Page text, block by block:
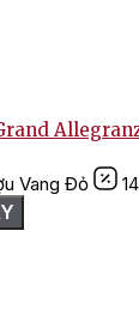
Vang Đỏ